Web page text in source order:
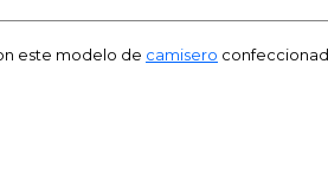
este modelo de camisero